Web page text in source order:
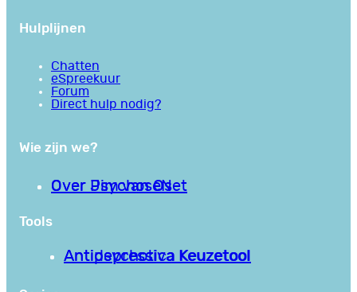
Hulplijnen
Chatten
eSpreekuur
Forum
Direct hulp nodig?
Wie zijn we?
Over PsychoseNet
Over Jim van Os
Tools
Antipsychotica Keuzetool
Antidepressiva Keuzetool